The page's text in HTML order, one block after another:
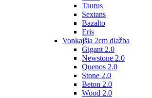
Taurus
Sextans
Bazalto
Eris
Vonkajšia 2cm dlažba
Gigant 2.0
Newstone 2.0
Quenos 2.0
Stone 2.0
Beton 2.0
Wood 2.0